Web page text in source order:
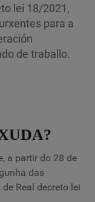
lei 18/2021,
para a
de traballo.
a partir do 28 de
das
de Real decreto lei